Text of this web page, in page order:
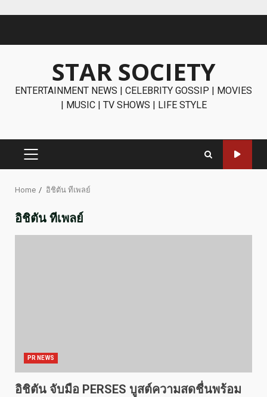
STAR SOCIETY
ENTERTAINMENT NEWS | CELEBRITY GOSSIP | MOVIES
| MUSIC | TV SHOWS | LIFE STYLE
PRIMARY
Home อิชิตัน ทีเพลย์
อิชิตัน ทีเพลย์
PR NEWS
อิชิตัน จับมือ PERSES บูสต์ความสดชื่นพร้อม